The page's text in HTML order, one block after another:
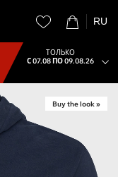
RU
ТОЛЬКО
С 07.08 ПО 09.08.26
Buy the look »